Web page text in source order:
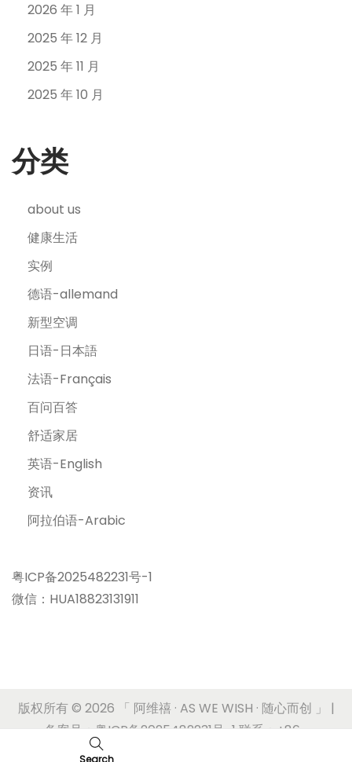
2026 年 1 月
2025 年 12 月
2025 年 11 月
2025 年 10 月
分类
about us
健康生活
实例
德语-allemand
新型空调
日语-日本語
法语-Français
百问百答
舒适家居
英语-English
资讯
阿拉伯语-Arabic
粤ICP备2025482231号-1
微信：HUA18823131911
Search
版权所有 © 2026 「 阿维禧 · AS WE WISH · 随心而创 」
|
备案号：粤ICP备2025482231号-1 联系：+86-